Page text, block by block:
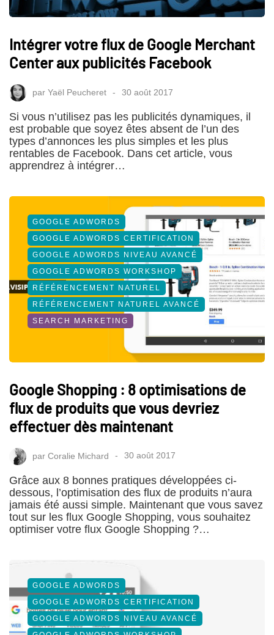
Intégrer votre flux de Google Merchant
Center aux publicités Facebook
par Yaël Peucheret 30 août 2017
Si vous n’utilisez pas les publicités dynamiques, il
est probable que soyez êtes absent de l’un des
types d’annonces les plus simples et les plus
rentables de Facebook. Dans cet article, vous
apprendrez à intégrer…
GOOGLE ADWORDS
GOOGLE ADWORDS CERTIFICATION
GOOGLE ADWORDS NIVEAU AVANCÉ
GOOGLE ADWORDS WORKSHOP
RÉFÉRENCEMENT NATUREL
RÉFÉRENCEMENT NATUREL AVANCÉ
SEARCH MARKETING
Google Shopping : 8 optimisations de
flux de produits que vous devriez
effectuer dès maintenant
par Coralie Michard 30 août 2017
Grâce aux 8 bonnes pratiques développées ci-
dessous, l’optimisation des flux de produits n’aura
jamais été aussi simple. Maintenant que vous savez
tout sur les flux Google Shopping, vous souhaitez
optimiser votre flux Google Shopping ?…
GOOGLE ADWORDS
GOOGLE ADWORDS CERTIFICATION
GOOGLE ADWORDS NIVEAU AVANCÉ